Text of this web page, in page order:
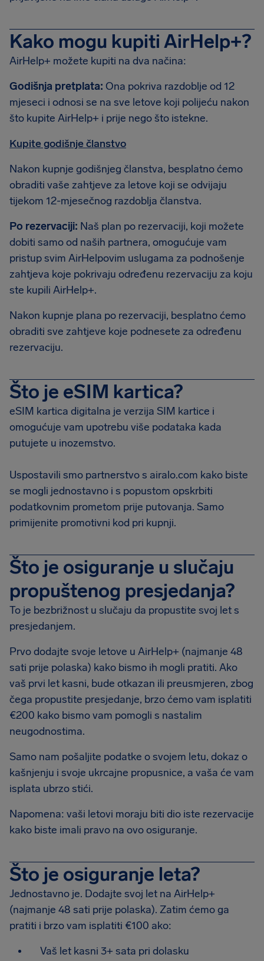
Kako mogu kupiti AirHelp+?
AirHelp+ možete kupiti na dva načina:
Godišnja pretplata: Ona pokriva razdoblje od 12
mjeseci i odnosi se na sve letove koji polijeću nakon
što kupite AirHelp+ i prije nego što istekne.
Kupite godišnje članstvo
Nakon kupnje godišnjeg članstva, besplatno ćemo
obraditi vaše zahtjeve za letove koji se odvijaju
tijekom 12-mjesečnog razdoblja članstva.
Po rezervaciji: Naš plan po rezervaciji, koji možete
dobiti samo od naših partnera, omogućuje vam
pristup svim AirHelpovim uslugama za podnošenje
zahtjeva koje pokrivaju određenu rezervaciju za koju
ste kupili AirHelp+.
Nakon kupnje plana po rezervaciji, besplatno ćemo
obraditi sve zahtjeve koje podnesete za određenu
rezervaciju.
Što je eSIM kartica?
eSIM kartica digitalna je verzija SIM kartice i
omogućuje vam upotrebu više podataka kada
putujete u inozemstvo.
Uspostavili smo partnerstvo s airalo.com kako biste
se mogli jednostavno i s popustom opskrbiti
podatkovnim prometom prije putovanja. Samo
primijenite promotivni kod pri kupnji.
Što je osiguranje u slučaju
propuštenog presjedanja?
To je bezbrižnost u slučaju da propustite svoj let s
presjedanjem.
Prvo dodajte svoje letove u AirHelp+ (najmanje 48
sati prije polaska) kako bismo ih mogli pratiti. Ako
vaš prvi let kasni, bude otkazan ili preusmjeren, zbog
čega propustite presjedanje, brzo ćemo vam isplatiti
€200 kako bismo vam pomogli s nastalim
neugodnostima.
Samo nam pošaljite podatke o svojem letu, dokaz o
kašnjenju i svoje ukrcajne propusnice, a vaša će vam
isplata ubrzo stići.
Napomena: vaši letovi moraju biti dio iste rezervacije
kako biste imali pravo na ovo osiguranje.
Što je osiguranje leta?
Jednostavno je. Dodajte svoj let na AirHelp+
(najmanje 48 sati prije polaska). Zatim ćemo ga
pratiti i brzo vam isplatiti €100 ako:
Vaš let kasni 3+ sata pri dolasku